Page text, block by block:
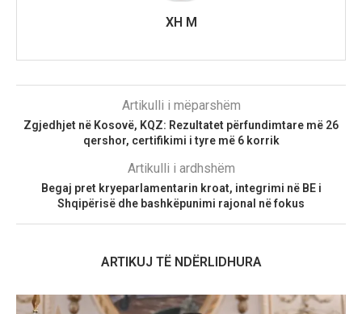
XH M
Artikulli i mëparshëm
Zgjedhjet në Kosovë, KQZ: Rezultatet përfundimtare më 26
qershor, certifikimi i tyre më 6 korrik
Artikulli i ardhshëm
Begaj pret kryeparlamentarin kroat, integrimi në BE i
Shqipërisë dhe bashkëpunimi rajonal në fokus
ARTIKUJ TË NDËRLIDHURA